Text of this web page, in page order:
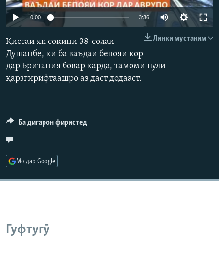
ГУЗОРИШҲОИ РАДИОӢ
Русский
ПАЙГИРӢ КУНЕД
240p
0:00 3:36 Auto
Линки мустақим
Қиссаи як сокини 38-солаи
Душанбе, ки ба ваъдаи бепояи кор
дар Британия бовар карда, тамоми пули
қарзгирифтаашро аз даст додааст.
Ба дигарон фиристед
Мо дар Google
Гуфтугӯ